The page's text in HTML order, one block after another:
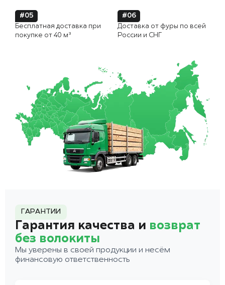
#05
Бесплатная доставка при
покупке от 40 м³
#06
Доставка от фуры по всей
России и СНГ
ГАРАНТИИ
Гарантия качества и возврат
без волокиты
Мы уверены в своей продукции и несём
финансовую ответственность